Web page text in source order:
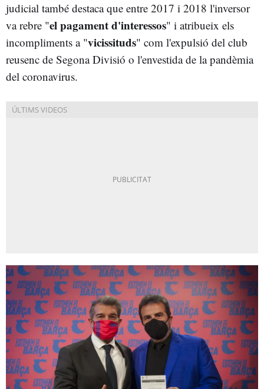
judicial també destaca que entre 2017 i 2018 l'inversor
va rebre "el pagament d'interessos" i atribueix els
incompliments a "vicissituds" com l'expulsió del club
reusenc de Segona Divisió o l'envestida de la pandèmia
del coronavirus.